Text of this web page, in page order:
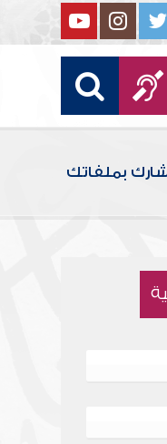
بملفاتك